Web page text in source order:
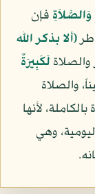
وَالصَّلاَةِ فإن
(ألا بذكر الله
والصلاة لَكَبِيرَةٌ
والصلاة
لأنها
وهي